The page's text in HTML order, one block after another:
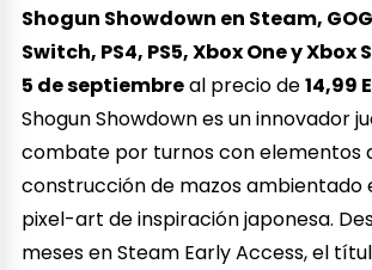
Shogun Showdown en Steam,
Switch, PS4, PS5, Xbox One y Xbox
5 de septiembreal precio de14,99
Shogun Showdown es un innovador
combate por turnos con elementos
construcción de mazos ambientado
pixel-art de inspiración japonesa.
meses en Steam Early Access, el